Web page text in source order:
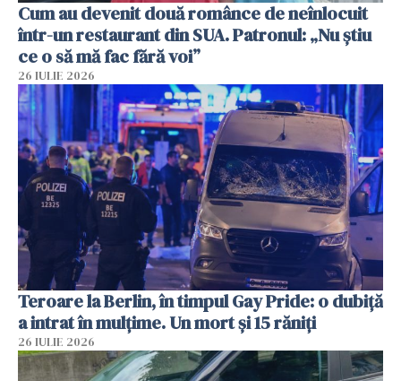
Cum au devenit două românce de neînlocuit
într-un restaurant din SUA. Patronul: „Nu știu
ce o să mă fac fără voi”
26 IULIE 2026
Teroare la Berlin, în timpul Gay Pride: o dubiță
a intrat în mulțime. Un mort și 15 răniți
26 IULIE 2026